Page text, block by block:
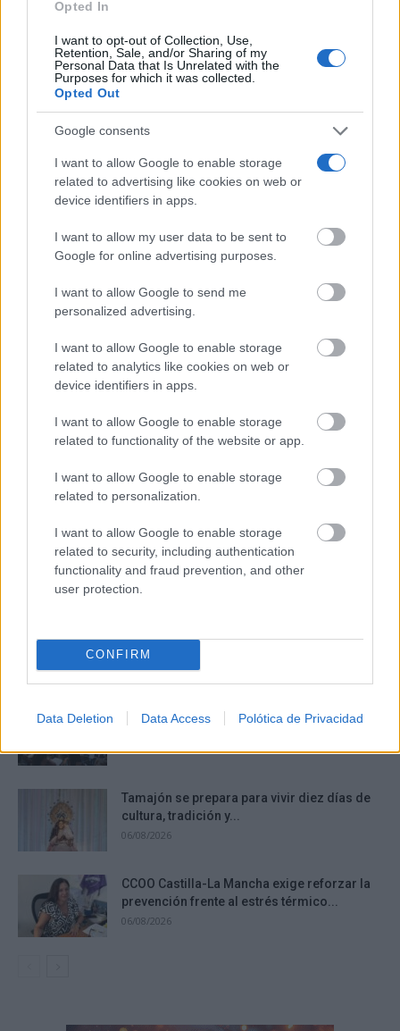
consent section.
Opted In
I want to opt-out of Collection, Use,
Retention, Sale, and/or Sharing of my
Personal Data that Is Unrelated with the
Purposes for which it was collected.
Opted Out
Google consents
I want to allow Google to enable storage
related to advertising like cookies on web or
device identifiers in apps.
I want to allow my user data to be sent to
Google for online advertising purposes.
I want to allow Google to send me
personalized advertising.
I want to allow Google to enable storage
related to analytics like cookies on web or
device identifiers in apps.
I want to allow Google to enable storage
related to functionality of the website or app.
I want to allow Google to enable storage
related to personalization.
I want to allow Google to enable storage
related to security, including authentication
functionality and fraud prevention, and other
user protection.
CONFIRM
Data Deletion Data Access Polótica de Privacidad
personas, especialmente en entornos rurales, situando
el interés social y la cohesión territorial por encima de
la mera rentabilidad económica”.
TE RECOMENDAMOS
Un verdadero MMORPG de la vieja escuela ¡Cómo los
de antes, pero mejor!
DISCOVER WITH
Últimas noticias
La Terraza Ayer y Hoy sortea diez entradas
para vivir 40...
06/08/2026
región de España...
06/08/2026
La inteligencia artificial y las series
verticales marcan la nueva edición...
06/08/2026
Tamajón se prepara para vivir diez días de
cultura, tradición y...
06/08/2026
CCOO Castilla-La Mancha exige reforzar la
prevención frente al estrés térmico...
06/08/2026